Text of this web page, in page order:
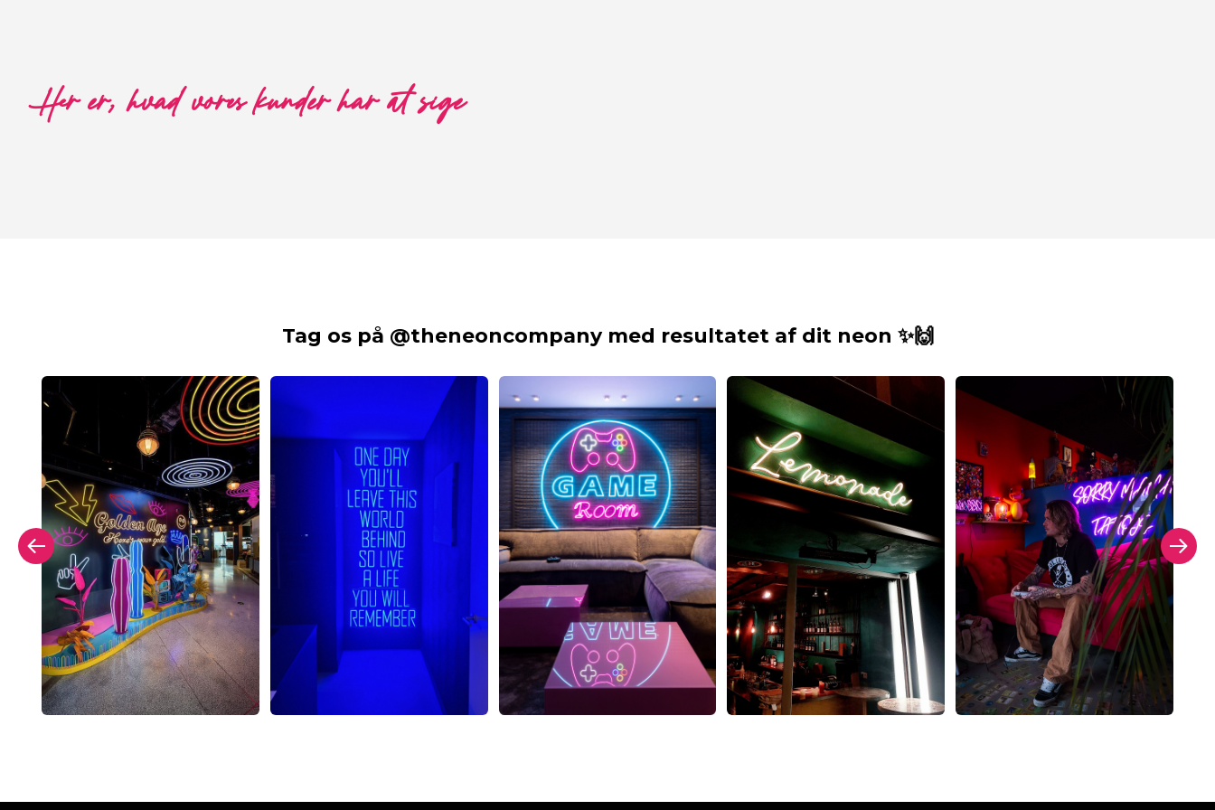
Her er, hvad vores kunder har at sige
Tag os på @theneoncompany med resultatet af dit neon ✨🙌